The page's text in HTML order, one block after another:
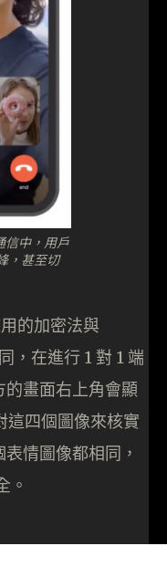
信中，用戶
，甚至切
的加密法與
，在進行 1 對 1 端
畫面右上角會顯
這四個圖像來核實
情圖像都相同，
。